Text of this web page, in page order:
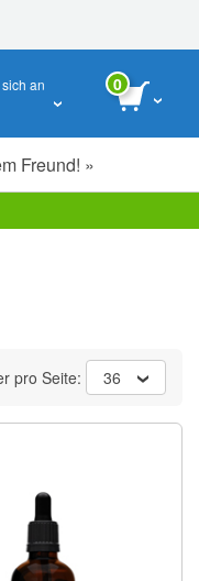
an 0
Freund! »
pro Seite: 36